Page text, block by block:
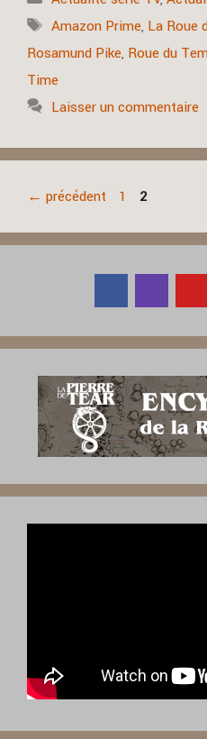
Étiquettes
Amazon Prime, La Roue
Rosamund Pike, Roue du
Time
Laisser un commentaire
← précédent Page
1 Page
2